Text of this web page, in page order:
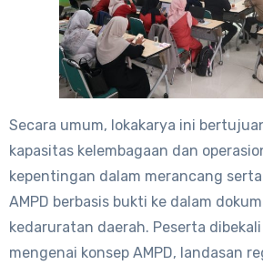
Secara umum, lokakarya ini
kapasitas kelembagaan dan
kepentingan dalam merancang
AMPD berbasis bukti ke dalam
kedaruratan daerah. Peserta
mengenai konsep AMPD, landasan